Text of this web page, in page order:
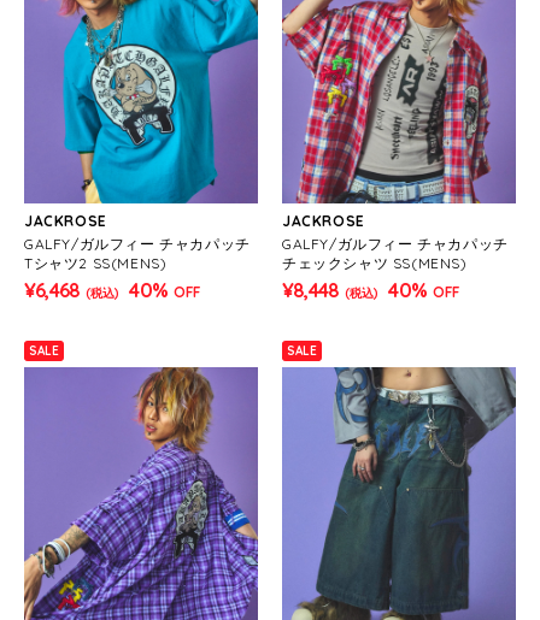
JACKROSE
GALFY/ガルフィー チャカパッチ
Tシャツ2 SS(MENS)
¥6,468 (税込) 40% OFF
JACKROSE
GALFY/ガルフィー チャカパッチ
チェックシャツ SS(MENS)
¥8,448 (税込) 40% OFF
SALE SALE